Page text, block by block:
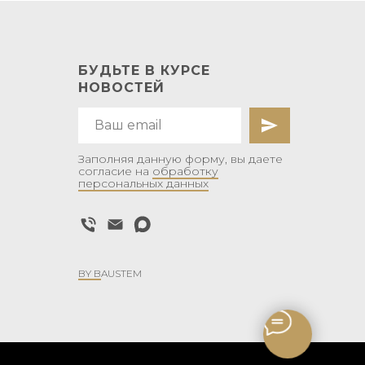
БУДЬТЕ В КУРСЕ
НОВОСТЕЙ
Заполняя данную форму, вы даете
согласие на обработку
персональных данных
BY BAUSTEM